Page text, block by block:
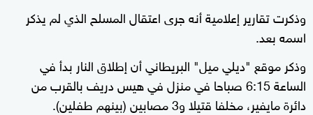
وذكرت تقارير إعلامية أنه جرى اعتقال المسلح الذي لم يذكر
اسمه بعد.
وذكر موقع "ديلي ميل" البريطاني أن إطلاق النار بدأ في
الساعة 6:15 صباحا في منزل في هيس دريف بالقرب من
دائرة مايفير، مخلفا قتيلا و3 مصابين (بينهم طفلين).